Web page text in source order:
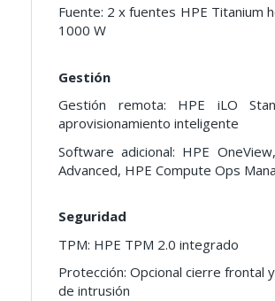
Fuente: 2 x fuentes HPE Titanium
1000 W
Gestión
Gestión remota: HPE iLO
aprovisionamiento inteligente
Software adicional: HPE
Advanced, HPE Compute Ops
Seguridad
TPM: HPE TPM 2.0 integrado
Protección: Opcional cierre frontal
de intrusión